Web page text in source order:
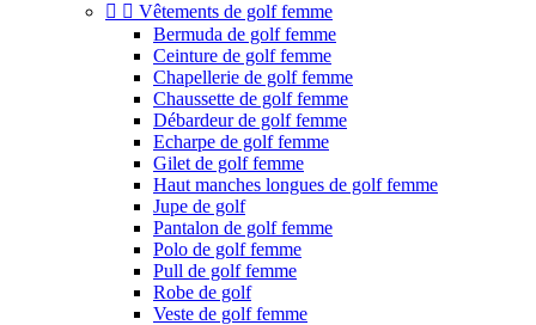
  Vêtements de golf femme
Bermuda de golf femme
Ceinture de golf femme
Chapellerie de golf femme
Chaussette de golf femme
Débardeur de golf femme
Echarpe de golf femme
Gilet de golf femme
Haut manches longues de golf femme
Jupe de golf
Pantalon de golf femme
Polo de golf femme
Pull de golf femme
Robe de golf
Veste de golf femme